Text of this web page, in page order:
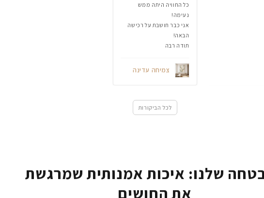
כל החוויה היתה ממש
נעימה!
אני כבר חושבת על רכישה
הבאה!
תודה רבה
צמיחה עדינה
לכל הביקורות
שלנו: איכות אמנותית שמרגשת
את החושים